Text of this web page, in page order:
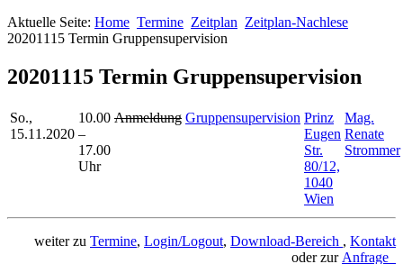
Aktuelle Seite: Home Termine Zeitplan Zeitplan-Nachlese
20201115 Termin Gruppensupervision
20201115 Termin Gruppensupervision
So.,
15.11.2020
10.00
–
17.00
Uhr
Anmeldung Gruppensupervision Prinz
Eugen
Str.
80/12,
1040
Wien
Mag.
Renate
Strommer
weiter zu Termine, Login/Logout, Download-Bereich , Kontakt
oder zur Anfrage